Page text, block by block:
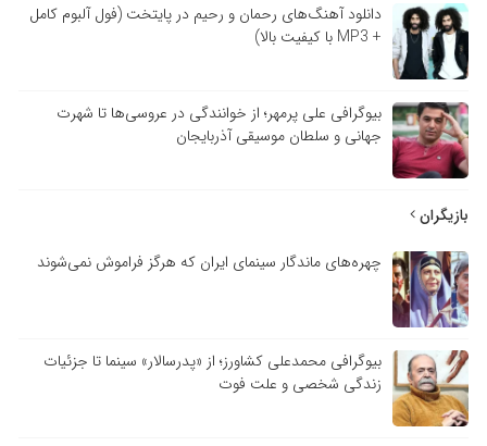
دانلود آهنگ‌های رحمان و رحیم در پایتخت (فول آلبوم کامل
+ MP3 با کیفیت بالا)
بیوگرافی علی پرمهر؛ از خوانندگی در عروسی‌ها تا شهرت
جهانی و سلطان موسیقی آذربایجان
چهره‌های ماندگار سینمای ایران که هرگز فراموش نمی‌شوند
بیوگرافی محمدعلی کشاورز؛ از «پدرسالار» سینما تا جزئیات
زندگی شخصی و علت فوت